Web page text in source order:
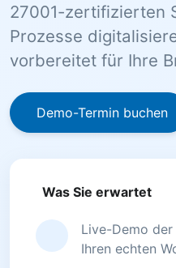
27001-zertifizierten
Prozesse
vorbereitet für Ihre
Demo-Termin buchen
Was Sie erwartet
Live-Demo
Ihren echten